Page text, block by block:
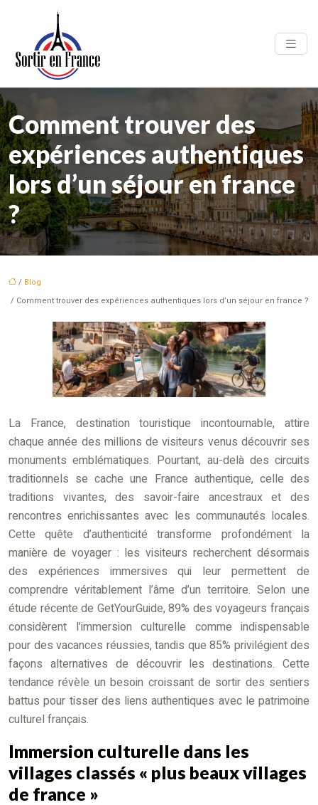
Comment trouver des
expériences authentiques
lors d’un séjour en france
?
/ Blog
/ Comment trouver des expériences authentiques lors d’un séjour en france ?
La France, destination touristique incontournable, attire
chaque année des millions de visiteurs venus découvrir ses
monuments emblématiques. Pourtant, au-delà des circuits
traditionnels se cache une France authentique, celle des
traditions vivantes, des savoir-faire ancestraux et des
rencontres enrichissantes avec les communautés locales.
Cette quête d’authenticité transforme profondément la
manière de voyager : les visiteurs recherchent désormais
des expériences immersives qui leur permettent de
comprendre véritablement l’âme d’un territoire. Selon une
étude récente de GetYourGuide, 89% des voyageurs français
considèrent l’immersion culturelle comme indispensable
pour des vacances réussies, tandis que 85% privilégient des
façons alternatives de découvrir les destinations. Cette
tendance révèle un besoin croissant de sortir des sentiers
battus pour tisser des liens authentiques avec le patrimoine
culturel français.
Immersion culturelle dans les
villages classés « plus beaux villages
de france »